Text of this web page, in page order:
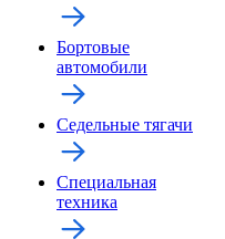
Бортовые
автомобили
Седельные тягачи
Специальная
техника